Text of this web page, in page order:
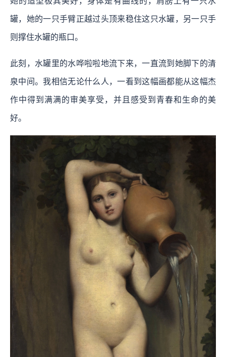
罐，她的一只手臂正越过头顶来稳住这只水罐，另一只手
则撑住水罐的瓶口。
此刻，水罐里的水哗啦啦地流下来，一直流到她脚下的清
泉中间。我相信无论什么人，一看到这幅画都能从这幅杰
作中得到满满的审美享受，并且感受到青春和生命的美
好。